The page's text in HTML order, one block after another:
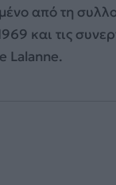
από τη
και τις
Lalanne.